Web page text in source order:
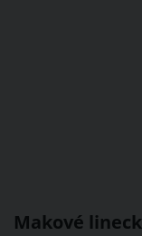
Makové